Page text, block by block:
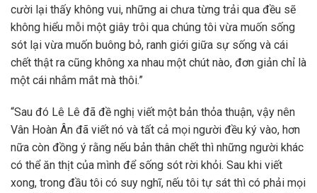
cười lại thấy không vui, những ai chưa từng trải qua đều sẽ
không hiểu mỗi một giây trôi qua chúng tôi vừa muốn sống
sót lại vừa muốn buông bỏ, ranh giới giữa sự sống và cái
chết thật ra cũng không xa nhau một chút nào, đơn giản chỉ là
một cái nhắm mắt mà thôi.”
“Sau đó Lê Lê đã đề nghị viết một bản thỏa thuận, vậy nên
Vân Hoàn Ân đã viết nó và tất cả mọi người đều ký vào, hơn
nữa còn đồng ý rằng nếu bản thân chết thì những người khác
có thể ăn thịt của mình để sống sót rời khỏi. Sau khi viết
xong, trong đầu tôi có suy nghĩ, nếu tôi tự sát thì có phải mọi